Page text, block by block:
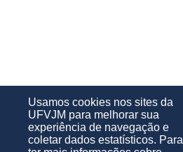
Usamos cookies nos sites da
UFVJM para melhorar sua
experiência de navegação e
coletar dados estatísticos. Para